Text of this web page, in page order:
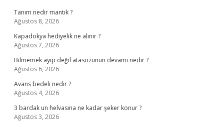
Tanım nedir mantık ?
Ağustos 8, 2026
Kapadokya hediyelik ne alınır ?
Ağustos 7, 2026
Bilmemek ayıp değil atasözünün devamı nedir ?
Ağustos 6, 2026
Avans bedeli nedir ?
Ağustos 4, 2026
3 bardak un helvasına ne kadar şeker konur ?
Ağustos 3, 2026